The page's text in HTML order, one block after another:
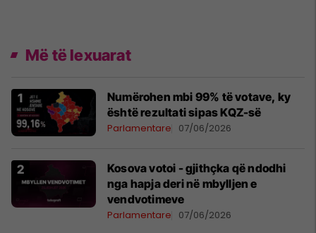
Më të lexuarat
Numërohen mbi 99% të votave, ky
është rezultati sipas KQZ-së
Parlamentare 07/06/2026
Kosova votoi - gjithçka që ndodhi
nga hapja deri në mbylljen e
vendvotimeve
Parlamentare 07/06/2026